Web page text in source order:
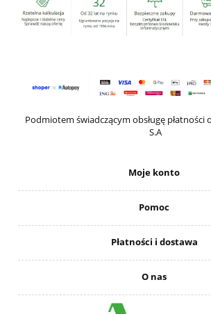
Podmiotem świadczącym obsługę płatności
S.A
Moje konto
Pomoc
Płatności i dostawa
O nas